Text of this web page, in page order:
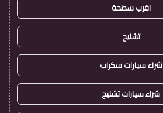
اقرب سطحة
تشليح
شراء سيارات سكراب
شراء سيارات تشليح